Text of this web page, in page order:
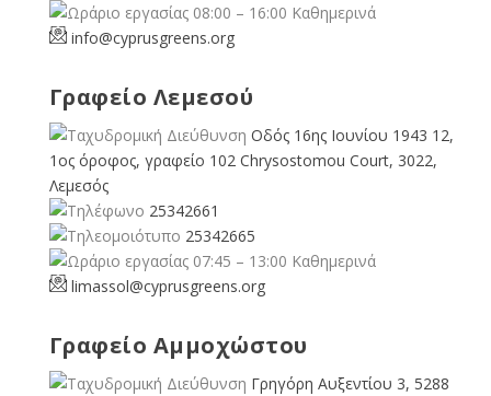
08:00 – 16:00 Καθημερινά
info@cyprusgreens.org
Γραφείο Λεμεσού
Οδός 16ης Ιουνίου 1943 12,
1ος όροφος, γραφείο 102 Chrysostomou Court, 3022,
Λεμεσός
25342661
25342665
07:45 – 13:00 Καθημερινά
limassol@cyprusgreens.org
Γραφείο Αμμοχώστου
Γρηγόρη Αυξεντίου 3, 5288